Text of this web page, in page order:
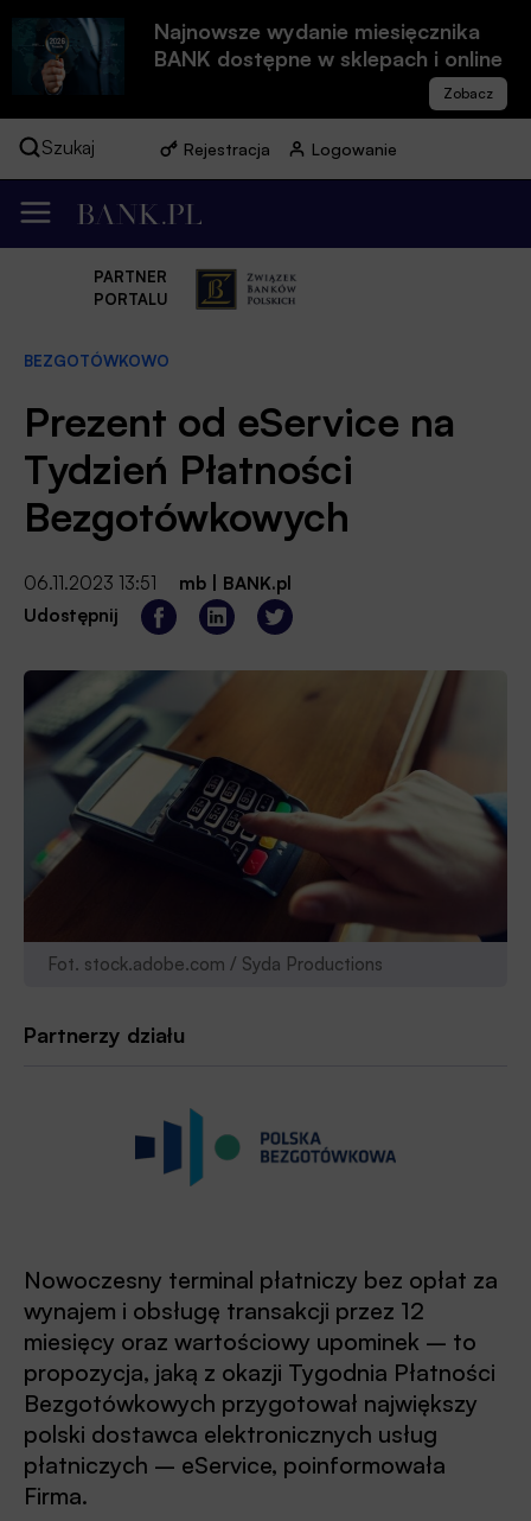
Najnowsze wydanie miesięcznika
BANK dostępne w sklepach i online
Szukaj Rejestracja Logowanie
PARTNER
PORTALU
BEZGOTÓWKOWO
Prezent od eService na
Tydzień Płatności
Bezgotówkowych
06.11.2023 13:51 mb
BANK.pl
Udostępnij
Fot. stock.adobe.com / Syda Productions
Partnerzy działu
Nowoczesny terminal płatniczy bez opłat za
wynajem i obsługę transakcji przez 12
miesięcy oraz wartościowy upominek – to
propozycja, jaką z okazji Tygodnia Płatności
Bezgotówkowych przygotował największy
polski dostawca elektronicznych usług
płatniczych – eService, poinformowała
Firma.